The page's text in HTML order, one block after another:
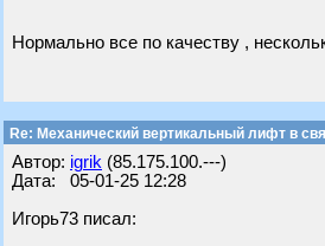
Нормально все по качеству ,
Re: Механический вертикальный лифт в
Автор: igrik (85.175.100.---)
Дата: 05-01-25 12:28
Игорь73 писал: